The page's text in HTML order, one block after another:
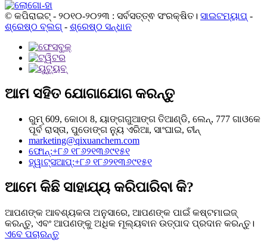
© କପିରାଇଟ୍ - ୨୦୧୦-୨୦୨୩ : ସର୍ବସତ୍ତ୍ଵ ସଂରକ୍ଷିତ। ସାଇଟମ୍ୟାପ୍ -
ଶ୍ରେଷ୍ଠ ବ୍ଲଗ୍ - ଶ୍ରେଷ୍ଠ ସନ୍ଧାନ
ଆମ ସହିତ ଯୋଗାଯୋଗ କରନ୍ତୁ
ରୁମ୍ 609, କୋଠା 8, ୟାଙ୍ଗଗୁଆଙ୍ଗ ତିଆଣ୍ଡି, ଲେନ୍, 777 ଗାଓକେ
ପୂର୍ବ ରାସ୍ତା, ପୁଡୋଙ୍ଗ ନ୍ୟୁ ଏରିଆ, ସାଂଘାଇ, ଚୀନ୍
marketing@qixuanchem.com
ଫୋନ୍:+୮୬ ୧୮୬୨୧୩୬୯୧୫୧
ହ୍ୱାଟ୍ସଆପ୍:+୮୬ ୧୮୬୨୧୩୬୯୧୫୧
ଆମେ କିଛି ସାହାଯ୍ୟ କରିପାରିବା କି?
ଆପଣଙ୍କ ଆବଶ୍ୟକତା ଅନୁସାରେ, ଆପଣଙ୍କ ପାଇଁ କଷ୍ଟମାଇଜ୍
କରନ୍ତୁ, ଏବଂ ଆପଣଙ୍କୁ ଅଧିକ ମୂଲ୍ୟବାନ ଉତ୍ପାଦ ପ୍ରଦାନ କରନ୍ତୁ।
ଏବେ ପଚାରନ୍ତୁ